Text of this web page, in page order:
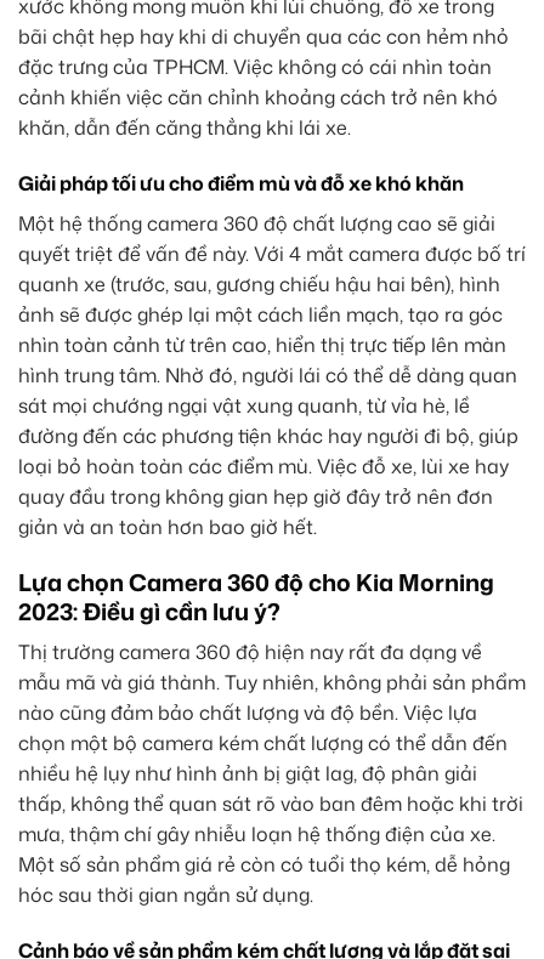
xước không mong muốn khi lùi chuồng, đỗ xe trong
bãi chật hẹp hay khi di chuyển qua các con hẻm nhỏ
đặc trưng của TPHCM. Việc không có cái nhìn toàn
cảnh khiến việc căn chỉnh khoảng cách trở nên khó
khăn, dẫn đến căng thẳng khi lái xe.
Giải pháp tối ưu cho điểm mù và đỗ xe khó khăn
Một hệ thống camera 360 độ chất lượng cao sẽ giải
quyết triệt để vấn đề này. Với 4 mắt camera được bố trí
quanh xe (trước, sau, gương chiếu hậu hai bên), hình
ảnh sẽ được ghép lại một cách liền mạch, tạo ra góc
nhìn toàn cảnh từ trên cao, hiển thị trực tiếp lên màn
hình trung tâm. Nhờ đó, người lái có thể dễ dàng quan
sát mọi chướng ngại vật xung quanh, từ vỉa hè, lề
đường đến các phương tiện khác hay người đi bộ, giúp
loại bỏ hoàn toàn các điểm mù. Việc đỗ xe, lùi xe hay
quay đầu trong không gian hẹp giờ đây trở nên đơn
giản và an toàn hơn bao giờ hết.
Lựa chọn Camera 360 độ cho Kia Morning
2023: Điều gì cần lưu ý?
Thị trường camera 360 độ hiện nay rất đa dạng về
mẫu mã và giá thành. Tuy nhiên, không phải sản phẩm
nào cũng đảm bảo chất lượng và độ bền. Việc lựa
chọn một bộ camera kém chất lượng có thể dẫn đến
nhiều hệ lụy như hình ảnh bị giật lag, độ phân giải
thấp, không thể quan sát rõ vào ban đêm hoặc khi trời
mưa, thậm chí gây nhiễu loạn hệ thống điện của xe.
Một số sản phẩm giá rẻ còn có tuổi thọ kém, dễ hỏng
hóc sau thời gian ngắn sử dụng.
Cảnh báo về sản phẩm kém chất lượng và lắp đặt sai